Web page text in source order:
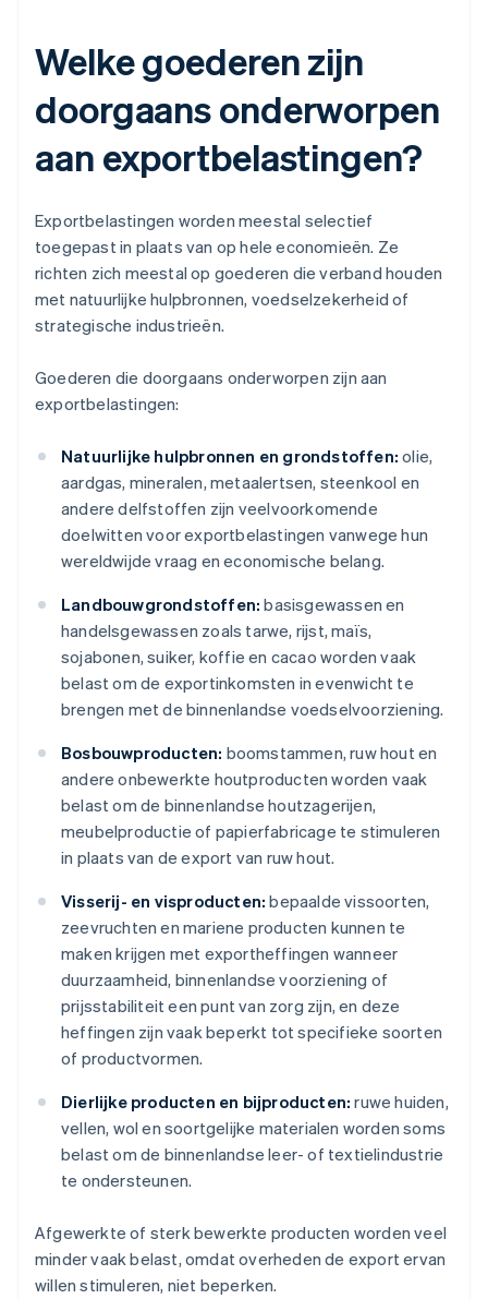
Welke goederen zijn
doorgaans onderworpen
aan exportbelastingen?
Exportbelastingen worden meestal selectief
toegepast in plaats van op hele economieën. Ze
richten zich meestal op goederen die verband houden
met natuurlijke hulpbronnen, voedselzekerheid of
strategische industrieën.
Goederen die doorgaans onderworpen zijn aan
exportbelastingen:
Natuurlijke hulpbronnen en grondstoffen: olie,
aardgas, mineralen, metaalertsen, steenkool en
andere delfstoffen zijn veelvoorkomende
doelwitten voor exportbelastingen vanwege hun
wereldwijde vraag en economische belang.
Landbouwgrondstoffen: basisgewassen en
handelsgewassen zoals tarwe, rijst, maïs,
sojabonen, suiker, koffie en cacao worden vaak
belast om de exportinkomsten in evenwicht te
brengen met de binnenlandse voedselvoorziening.
Bosbouwproducten: boomstammen, ruw hout en
andere onbewerkte houtproducten worden vaak
belast om de binnenlandse houtzagerijen,
meubelproductie of papierfabricage te stimuleren
in plaats van de export van ruw hout.
Visserij- en visproducten: bepaalde vissoorten,
zeevruchten en mariene producten kunnen te
maken krijgen met exportheffingen wanneer
duurzaamheid, binnenlandse voorziening of
prijsstabiliteit een punt van zorg zijn, en deze
heffingen zijn vaak beperkt tot specifieke soorten
of productvormen.
Dierlijke producten en bijproducten: ruwe huiden,
vellen, wol en soortgelijke materialen worden soms
belast om de binnenlandse leer- of textielindustrie
te ondersteunen.
Afgewerkte of sterk bewerkte producten worden veel
minder vaak belast, omdat overheden de export ervan
willen stimuleren, niet beperken.